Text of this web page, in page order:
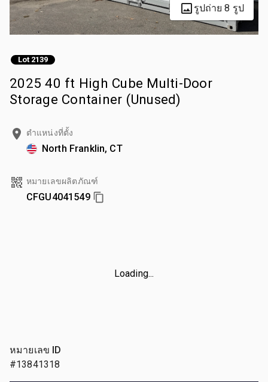
รูปถ่าย 8 รูป
Lot 2139
2025 40 ft High Cube Multi-Door
Storage Container (Unused)
ตำแหน่งที่ตั้ง
North Franklin, CT
หมายเลขผลิตภัณฑ์
CFGU4041549
Loading...
หมายเลข ID
#13841318